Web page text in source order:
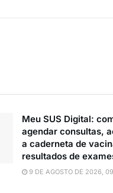
Meu SUS Digital:
agendar consultas,
a caderneta de
resultados de
9 DE AGOSTO DE 2026,